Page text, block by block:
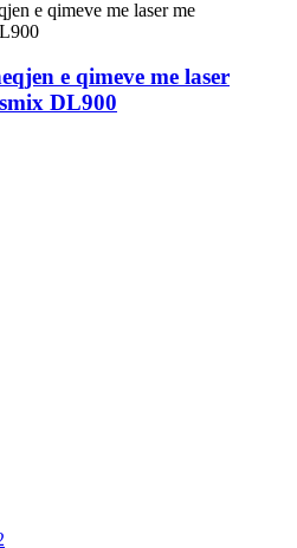
e qimeve me laser
DL900